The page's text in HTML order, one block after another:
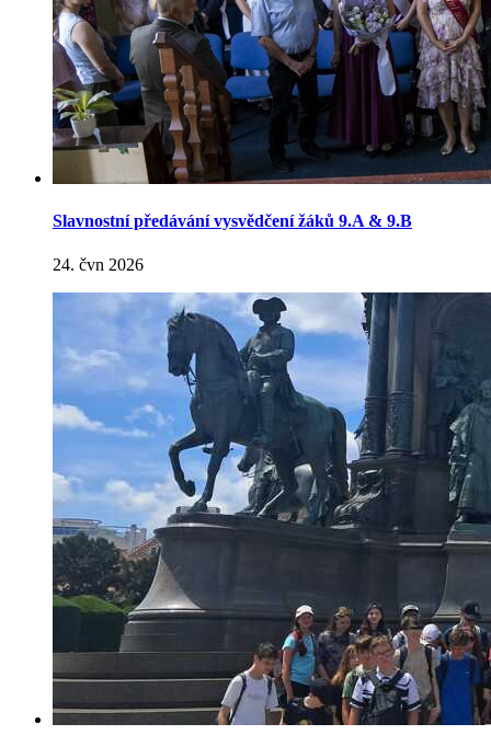
Slavnostní předávání vysvědčení žáků 9.A & 9.B
24. čvn 2026